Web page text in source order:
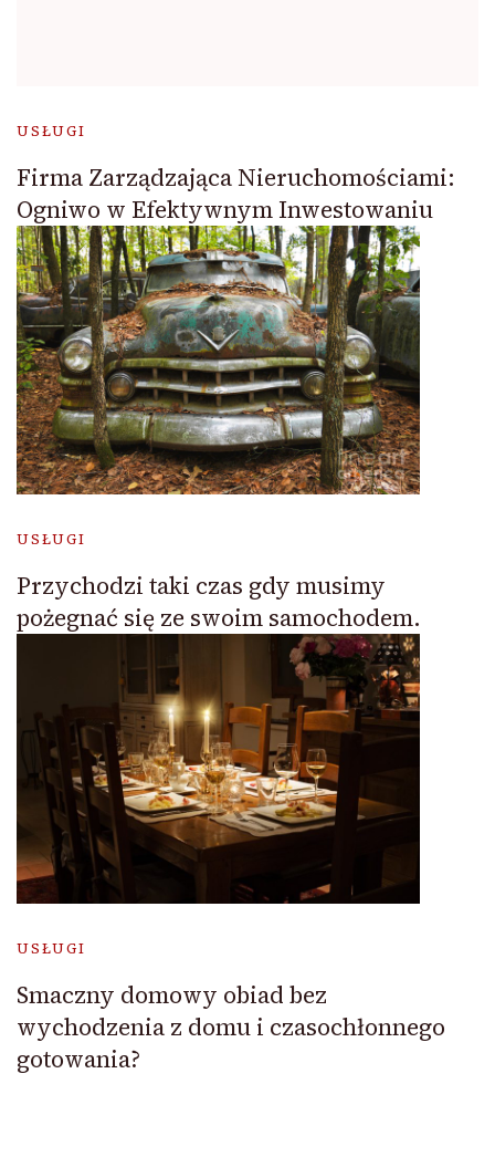
USŁUGI
Firma Zarządzająca Nieruchomościami:
Ogniwo w Efektywnym Inwestowaniu
USŁUGI
Przychodzi taki czas gdy musimy
pożegnać się ze swoim samochodem.
USŁUGI
Smaczny domowy obiad bez
wychodzenia z domu i czasochłonnego
gotowania?